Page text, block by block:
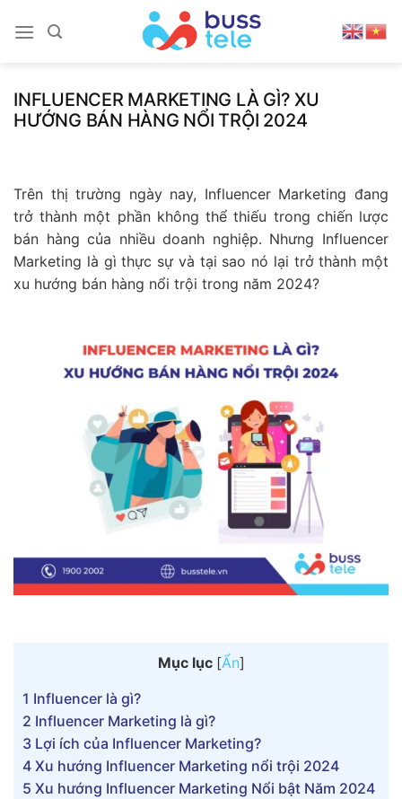
INFLUENCER MARKETING LÀ GÌ? XU
HƯỚNG BÁN HÀNG NỔI TRỘI 2024
Trên thị trường ngày nay, Influencer Marketing đang
trở thành một phần không thể thiếu trong chiến lược
bán hàng của nhiều doanh nghiệp. Nhưng Influencer
Marketing là gì thực sự và tại sao nó lại trở thành một
xu hướng bán hàng nổi trội trong năm 2024?
Mục lục [Ẩn]
1 Influencer là gì?
2 Influencer Marketing là gì?
3 Lợi ích của Influencer Marketing?
4 Xu hướng Influencer Marketing nổi trội 2024
5 Xu hướng Influencer Marketing Nổi bật Năm 2024